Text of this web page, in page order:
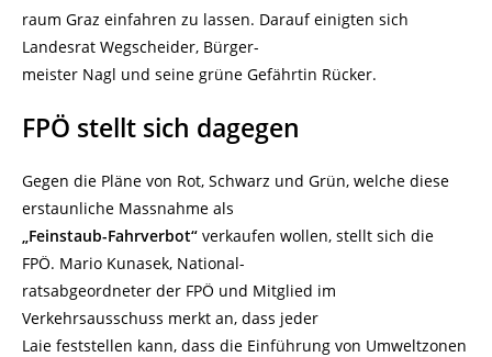
raum Graz einfahren zu lassen. Darauf einigten sich
Landesrat Wegscheider, Bürger-
meister Nagl und seine grüne Gefährtin Rücker.
FPÖ stellt sich dagegen
Gegen die Pläne von Rot, Schwarz und Grün, welche diese
erstaunliche Massnahme als
„Feinstaub-Fahrverbot“ verkaufen wollen, stellt sich die
FPÖ. Mario Kunasek, National-
ratsabgeordneter der FPÖ und Mitglied im
Verkehrsausschuss merkt an, dass jeder
Laie feststellen kann, dass die Einführung von Umweltzonen